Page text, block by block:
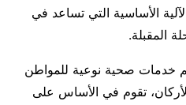
الأساسية التي تساعد في
المقبلة.
خدمات صحية نوعية للمواطن
تقوم في الأساس على